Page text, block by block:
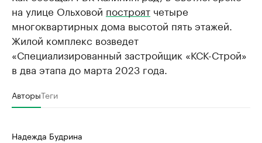
на улице Ольховой построят четыре
многоквартирных дома высотой пять этажей.
Жилой комплекс возведет
«Специализированный застройщик «КСК-Строй»
в два этапа до марта 2023 года.
АвторыТеги
Надежда Будрина